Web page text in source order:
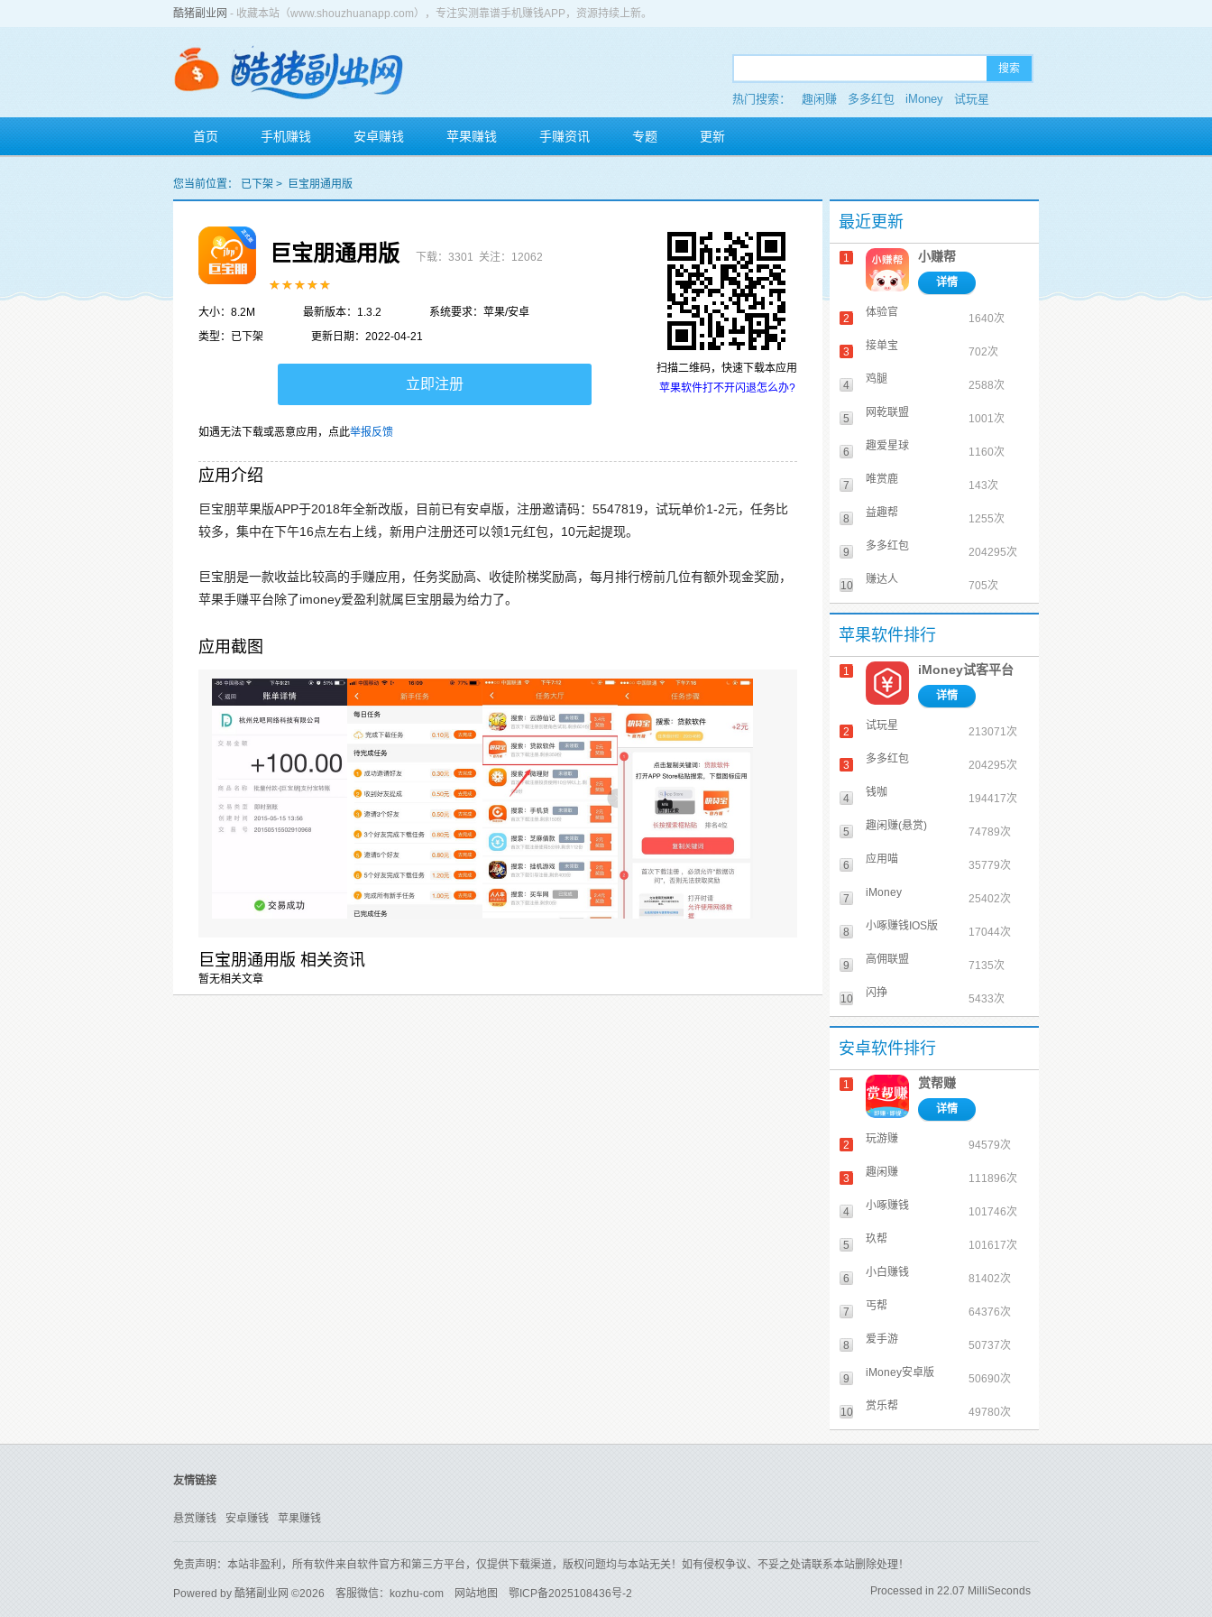
酷猪副业网 - 收藏本站（www.shouzhuanapp.com），专注实测靠谱手机赚钱APP，资源持续上新。
搜索
热门搜索： 趣闲赚 多多红包 iMoney 试玩星
首页 手机赚钱 安卓赚钱 苹果赚钱 手赚资讯 专题 更新
您当前位置： 已下架 > 巨宝朋通用版
扫描二维码，快速下载本应用
苹果软件打不开闪退怎么办?
巨宝朋通用版 下载：3301 关注：12062
大小：8.2M 最新版本：1.3.2
系统要求：苹果/安卓
类型：已下架
更新日期：2022-04-21
立即注册
如遇无法下载或恶意应用，点此举报反馈
应用介绍
巨宝朋苹果版APP于2018年全新改版，目前已有安卓版，注册邀请码：5547819，试玩单价1-2元，任务比
较多，集中在下午16点左右上线，新用户注册还可以领1元红包，10元起提现。
巨宝朋是一款收益比较高的手赚应用，任务奖励高、收徒阶梯奖励高，每月排行榜前几位有额外现金奖励，
苹果手赚平台除了imoney爱盈利就属巨宝朋最为给力了。
应用截图
巨宝朋通用版 相关资讯
暂无相关文章
最近更新
1 小赚帮
详情
2 体验官 1640次
3 接单宝 702次
4 鸡腿 2588次
5 网乾联盟 1001次
6 趣爱星球 1160次
7 唯赏鹿 143次
8 益趣帮 1255次
9 多多红包 204295次
10 赚达人 705次
苹果软件排行
1 iMoney试客平台
详情
2 试玩星 213071次
3 多多红包 204295次
4 钱咖 194417次
5 趣闲赚(悬赏) 74789次
6 应用喵 35779次
7 iMoney 25402次
8 小啄赚钱IOS版 17044次
9 高佣联盟 7135次
10 闪挣 5433次
安卓软件排行
1 赏帮赚
详情
2 玩游赚 94579次
3 趣闲赚 111896次
4 小啄赚钱 101746次
5 玖帮 101617次
6 小白赚钱 81402次
7 丐帮 64376次
8 爱手游 50737次
9 iMoney安卓版 50690次
10 赏乐帮 49780次
友情链接
悬赏赚钱 安卓赚钱 苹果赚钱
免责声明：本站非盈利，所有软件来自软件官方和第三方平台，仅提供下载渠道，版权问题均与本站无关！如有侵权争议、不妥之处请联系本站删除处理！
Powered by 酷猪副业网 ©2026 客服微信：kozhu-com 网站地图 鄂ICP备2025108436号-2 Processed in 22.07 MilliSeconds